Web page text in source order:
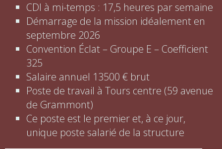
CDI à mi-temps : 17,5 heures par semaine
Démarrage de la mission idéalement en
septembre 2026
Convention Éclat – Groupe E – Coefficient
325
Salaire annuel 13500 € brut
Poste de travail à Tours centre (59 avenue
de Grammont)
Ce poste est le premier et, à ce jour,
unique poste salarié de la structure